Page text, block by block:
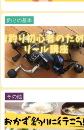
釣りの基本
その他